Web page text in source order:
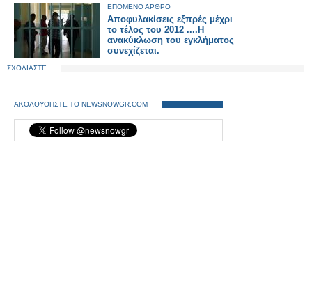
ΕΠΟΜΕΝΟ ΑΡΘΡΟ
Αποφυλακίσεις εξπρές μέχρι
το τέλος του 2012 ....Η
ανακύκλωση του εγκλήματος
συνεχίζεται.
ΣΧΟΛΙΑΣΤΕ
ΑΚΟΛΟΥΘΗΣΤΕ ΤΟ NEWSNOWGR.COM